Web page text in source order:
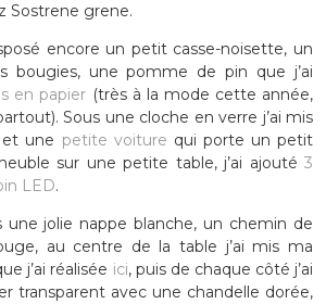
Sostrene grene.
encore un petit casse-noisette, un
bougies, une pomme de pin que j’ai
en papier (très à la mode cette année,
Sous une cloche en verre j’ai mis
et une petite voiture qui porte un petit
sur une petite table, j’ai ajouté 3
LED.
une jolie nappe blanche, un chemin de
au centre de la table j’ai mis ma
j’ai réalisée ici, puis de chaque côté j’ai
transparent avec une chandelle dorée,